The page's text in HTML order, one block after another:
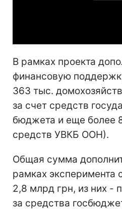
В рамках проекта
финансовую
363 тыс.
за счет средств
бюджета и еще более
средств УВКБ ООН).
Общая сумма
рамках эксперимента
2,8 млрд грн, из них -
за средства